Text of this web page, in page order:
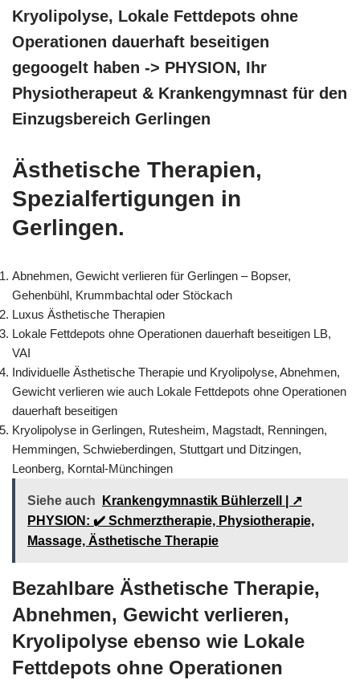
Kryolipolyse, Lokale Fettdepots ohne
Operationen dauerhaft beseitigen
gegoogelt haben -> PHYSION, Ihr
Physiotherapeut & Krankengymnast für den
Einzugsbereich Gerlingen
Ästhetische Therapien,
Spezialfertigungen in
Gerlingen.
Abnehmen, Gewicht verlieren für Gerlingen – Bopser,
Gehenbühl, Krummbachtal oder Stöckach
Luxus Ästhetische Therapien
Lokale Fettdepots ohne Operationen dauerhaft beseitigen LB,
VAI
Individuelle Ästhetische Therapie und Kryolipolyse, Abnehmen,
Gewicht verlieren wie auch Lokale Fettdepots ohne Operationen
dauerhaft beseitigen
Kryolipolyse in Gerlingen, Rutesheim, Magstadt, Renningen,
Hemmingen, Schwieberdingen, Stuttgart und Ditzingen,
Leonberg, Korntal-Münchingen
Siehe auch
Krankengymnastik Bühlerzell | ↗️
PHYSION: ✔️ Schmerztherapie, Physiotherapie,
Massage, Ästhetische Therapie
Bezahlbare Ästhetische Therapie,
Abnehmen, Gewicht verlieren,
Kryolipolyse ebenso wie Lokale
Fettdepots ohne Operationen